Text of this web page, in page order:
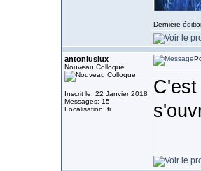
Dernière
antoniuslux
Nouveau Colloque
Inscrit le: 22 Janvier 2018
Messages: 15
Localisation: fr